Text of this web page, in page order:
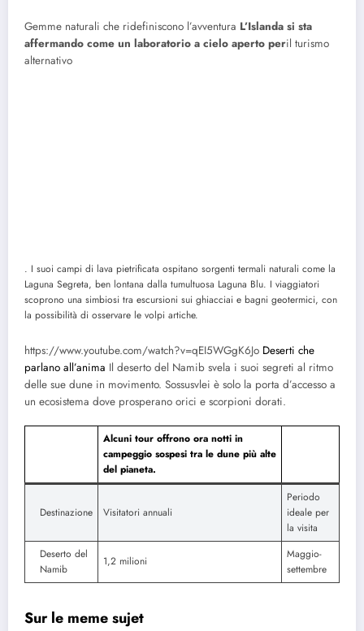
Gemme naturali che ridefiniscono l’avventura L’Islanda si sta
affermando come un laboratorio a cielo aperto peril turismo
alternativo
. I suoi campi di lava pietrificata ospitano sorgenti termali naturali come la
Laguna Segreta, ben lontana dalla tumultuosa Laguna Blu. I viaggiatori
scoprono una simbiosi tra escursioni sui ghiacciai e bagni geotermici, con
la possibilità di osservare le volpi artiche.
https://www.youtube.com/watch?v=qEI5WGgK6Jo Deserti che
parlano all’anima Il deserto del Namib svela i suoi segreti al ritmo
delle sue dune in movimento. Sossusvlei è solo la porta d’accesso a
un ecosistema dove prosperano orici e scorpioni dorati.
Alcuni tour offrono ora notti in
campeggio sospesi tra le dune più alte
del pianeta.
Destinazione Visitatori annuali
Periodo
ideale per
la visita
Deserto del
Namib
1,2 milioni
Maggio-
settembre
Sur le meme sujet